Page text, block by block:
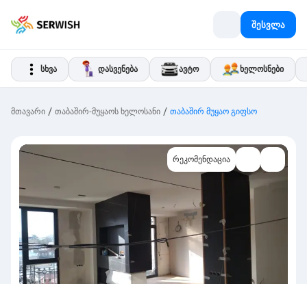
შესვლა
სხვა დასვენება ავტო ხელოსნები
მთავარი / თაბაშირ-მუყაოს ხელოსანი / თაბაშირ მუყაო გიფსო
რეკომენდაცია